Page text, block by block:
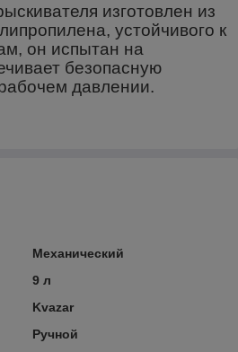
изготовлен из
устойчивого к
он испытан на
безопасную
давлении.
Механический
9 л
Kvazar
Ручной